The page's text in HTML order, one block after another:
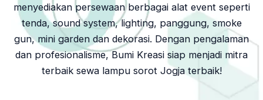
menyediakan persewaan berbagai alat event seperti
tenda, sound system, lighting, panggung, smoke
gun, mini garden dan dekorasi. Dengan pengalaman
dan profesionalisme, Bumi Kreasi siap menjadi mitra
terbaik sewa lampu sorot Jogja terbaik!